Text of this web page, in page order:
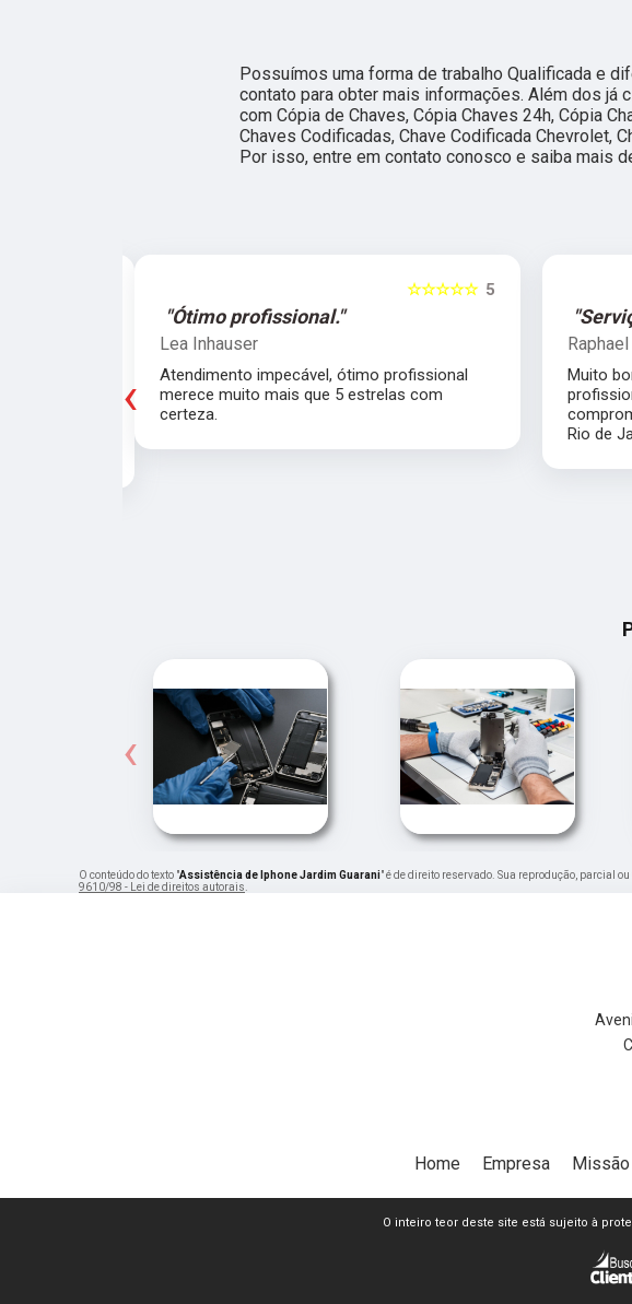
Possuímos uma forma de trabalho Qualificada e
contato para obter mais informações. Além dos já
com Cópia de Chaves, Cópia Chaves 24h, Cópia
Chaves Codificadas, Chave Codificada Chevrolet,
Por isso, entre em contato conosco e saiba mais
5
☆☆☆☆☆
"Ótimo profissional."
Lea Inhauser
Atendimento impecável, ótimo profissional
merece muito mais que 5 estrelas com
certeza.
Muito
Rio de
‹
‹
O conteúdo do texto "Assistência de Iphone Jardim Guarani" é de direito reservado. Sua reprodução, parcial
9610/98 - Lei de direitos autorais
Home Empresa Missão
O inteiro teor deste site está sujeito à